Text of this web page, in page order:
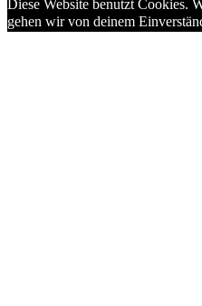
Diese Website benutzt Cookies.
gehen wir von deinem